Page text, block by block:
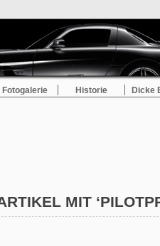
Fotogalerie Historie Dicke
MIT